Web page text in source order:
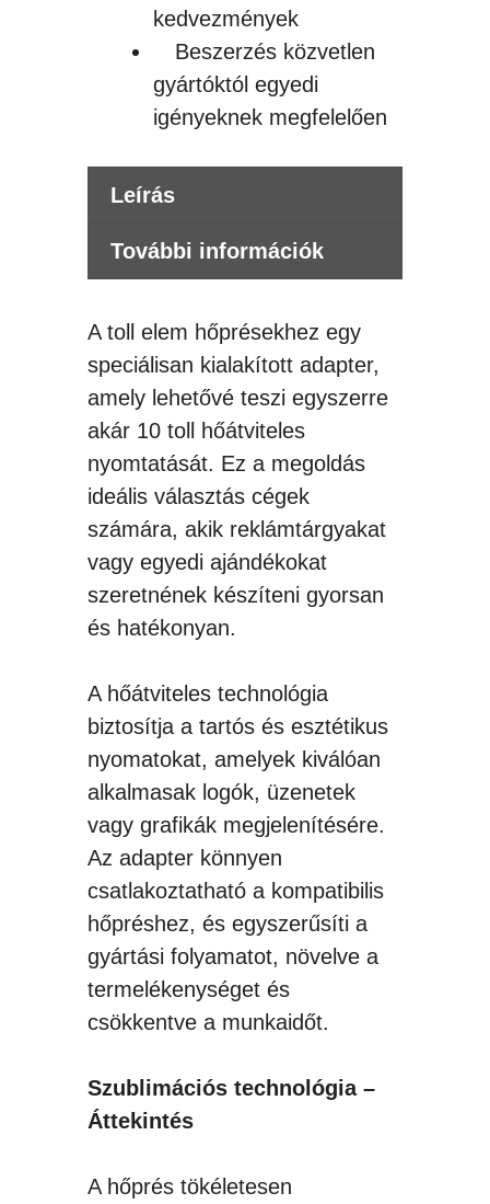
kedvezmények
Beszerzés közvetlen
gyártóktól egyedi
igényeknek megfelelően
Leírás
További információk
A toll elem hőprésekhez egy
speciálisan kialakított adapter,
amely lehetővé teszi egyszerre
akár 10 toll hőátviteles
nyomtatását. Ez a megoldás
ideális választás cégek
számára, akik reklámtárgyakat
vagy egyedi ajándékokat
szeretnének készíteni gyorsan
és hatékonyan.
A hőátviteles technológia
biztosítja a tartós és esztétikus
nyomatokat, amelyek kiválóan
alkalmasak logók, üzenetek
vagy grafikák megjelenítésére.
Az adapter könnyen
csatlakoztatható a kompatibilis
hőpréshez, és egyszerűsíti a
gyártási folyamatot, növelve a
termelékenységet és
csökkentve a munkaidőt.
Szublimációs technológia –
Áttekintés
A hőprés tökéletesen